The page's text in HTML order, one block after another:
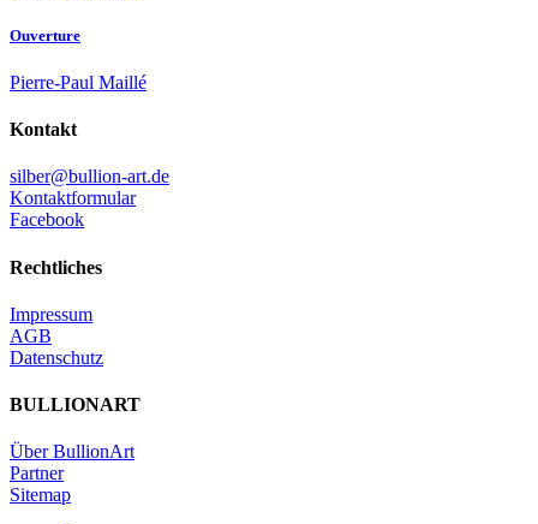
Ouverture
Pierre-Paul Maillé
Kontakt
silber@bullion-art.de
Kontaktformular
Facebook
Rechtliches
Impressum
AGB
Datenschutz
BULLIONART
Über BullionArt
Partner
Sitemap